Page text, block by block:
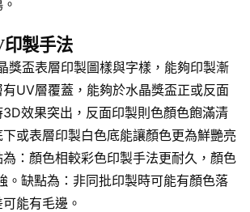
印製手法
獎盃表層印製圖樣與字樣，能夠印製漸
UV層覆蓋，能夠於水晶獎盃正或反面
效果突出，反面印製則色顏色飽滿清
或表層印製白色底能讓顏色更為鮮艷亮
：顏色相較彩色印製手法更耐久，顏色
。缺點為：非同批印製時可能有顏色落
能有毛邊。